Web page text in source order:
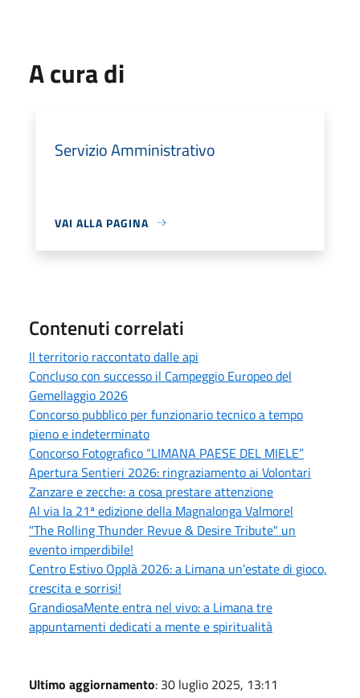
A cura di
Servizio Amministrativo
VAI ALLA PAGINA
Contenuti correlati
Il territorio raccontato dalle api
Concluso con successo il Campeggio Europeo del
Gemellaggio 2026
Concorso pubblico per funzionario tecnico a tempo
pieno e indeterminato
Concorso Fotografico “LIMANA PAESE DEL MIELE”
Apertura Sentieri 2026: ringraziamento ai Volontari
Zanzare e zecche: a cosa prestare attenzione
Al via la 21ª edizione della Magnalonga Valmorel
"The Rolling Thunder Revue & Desire Tribute" un
evento imperdibile!
Centro Estivo Opplà 2026: a Limana un’estate di gioco,
crescita e sorrisi!
GrandiosaMente entra nel vivo: a Limana tre
appuntamenti dedicati a mente e spiritualità
Ultimo aggiornamento: 30 luglio 2025, 13:11